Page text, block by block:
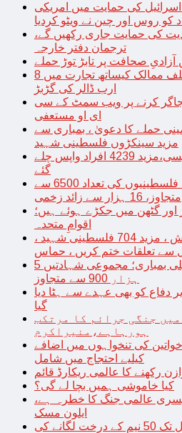
کی حمایت میں امریکی
کو روس اور چین نے ویٹو کردیا
کی حمایت جاری رکھیں گے،
ترجمان دفتر خارجہ
صحافت پر تابڑ توڑ حملے
پاکستان کی چین سمیت مختلف ممالک کیساتھ تجارت میں 8
ارب ڈالر کی گڑبڑ
اجاگر کرنے پر ویب سمٹ کے سی
ای او مستعفی
حملے کا دعویٰ ، بمباری سے
مزید سینکڑوں فلسطینی شہید
افغان شہریوں کی وطن واپسی،مزید 4239 افراد واپس چلے
گئے
اسرائیلی بمباری سے شہید فلسطینیوں کی تعداد 6500 سے
متجاوز، 16 ہزار سے زائد زخمی
سے جبر اور گٹھن میں جکڑے ہوئے ہیں؛
اقوامِ متحدہ
غزہ پر پھر بموں کی بارش ، مزید 704 فلسطینی شہید ،
سے تعلقات ختم کریں ، حماس
مغربی کنارے پر بھی اسرائیلی بمباری؛ مجموعی شہادتیں 5
ہزار 900 سے متجاوز
دفاع کو بھی عہدے سے ہٹا دیا
گیا
جنگی جرائم کا مرتکب
ہورہاہے،منیراکرم
کی تنخواہوں میں اضافے
کیلیے احتجاج میں شامل
کیا خاموشی ہمیں بچا لے گی؟
عالمی جنگ کا خطرہ ہے،
ایلون مسک
عدالت نے مجرم کوایک سال تک 50 نیم کے درخت لگانے کی